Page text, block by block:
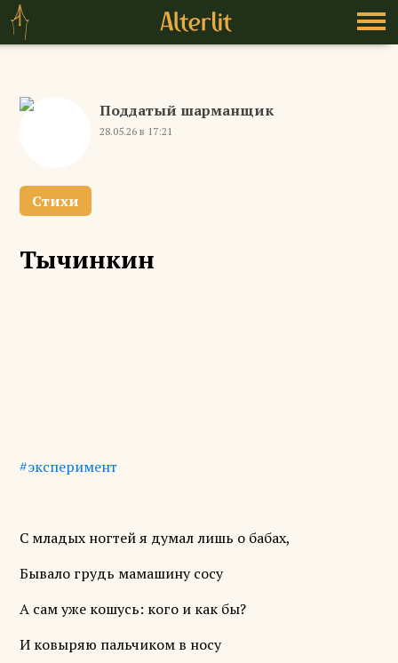
Поддатый шарманщик
28.05.26 в 17:21
Стихи
Тычинкин
#эксперимент
С младых ногтей я думал лишь о бабах,
Бывало грудь мамашину сосу
А сам уже кошусь: кого и как бы?
И ковыряю пальчиком в носу